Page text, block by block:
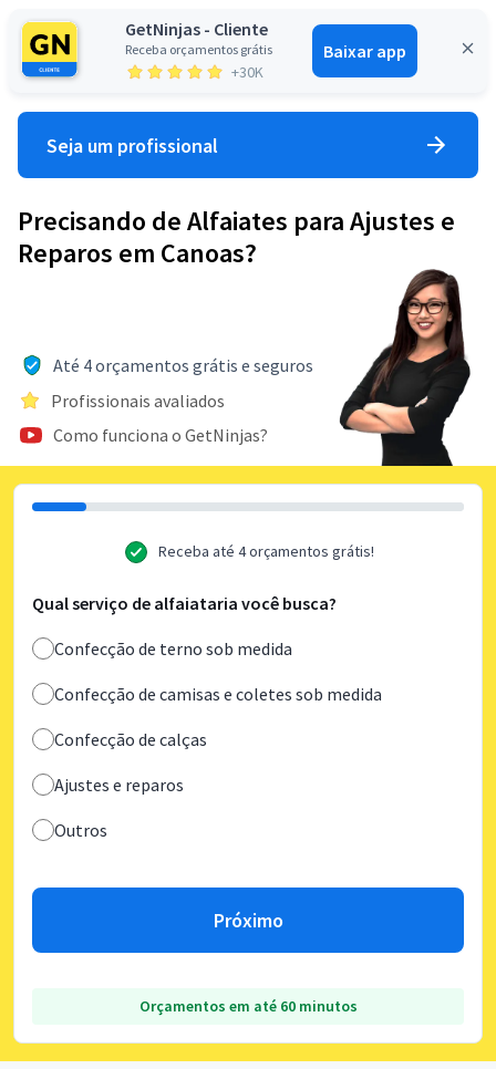
GetNinjas - Cliente
Receba orçamentos grátis
+30K
Baixar app
Entrar
Seja um profissional
Precisando de Alfaiates para Ajustes e
Reparos em Canoas?
Até 4 orçamentos grátis e seguros
Profissionais avaliados
Como funciona o GetNinjas?
Receba até 4 orçamentos grátis!
Qual serviço de alfaiataria você busca?
Confecção de terno sob medida
Confecção de camisas e coletes sob medida
Confecção de calças
Ajustes e reparos
Outros
Próximo
Orçamentos em até 60 minutos